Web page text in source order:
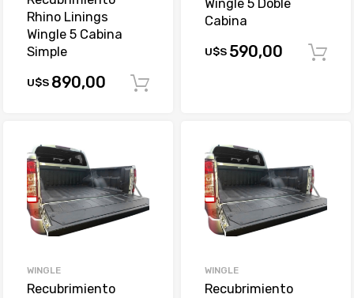
Rhino Linings
Wingle 5 Cabina
Simple
U$S 890,00
Wingle 5 Doble
Cabina
U$S 590,00
WINGLE
Recubrimiento
WINGLE
Recubrimiento